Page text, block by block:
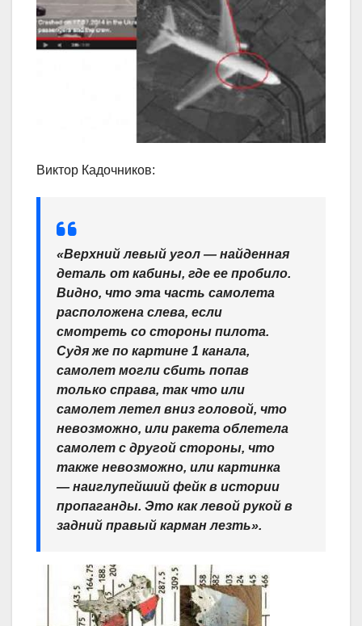
Виктор Кадочников:
«Верхний левый угол — найденная
деталь от кабины, где ее пробило.
Видно, что эта часть самолета
расположена слева, если
смотреть со стороны пилота.
Судя же по картине 1 канала,
самолет могли сбить попав
только справа, так что или
самолет летел вниз головой, что
невозможно, или ракета облетела
самолет с другой стороны, что
также невозможно, или картинка
— наиглупейший фейк в истории
пропаганды. Это как левой рукой в
задний правый карман лезть».